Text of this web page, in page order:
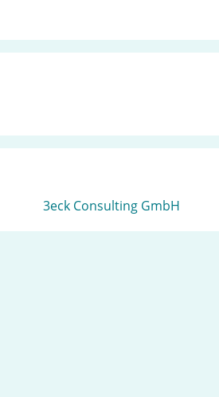
3eck Consulting GmbH